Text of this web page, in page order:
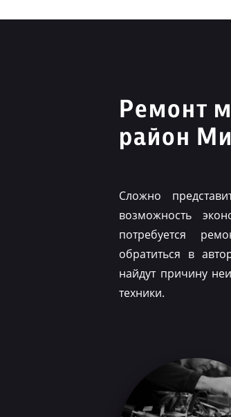
Ремонт
район
Сложно
возможность
потребуется
обратиться в
найдут причину
техники.